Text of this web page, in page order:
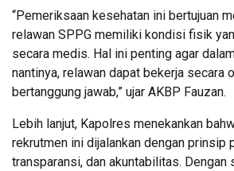
“Pemeriksaan kesehatan ini bertujuan
relawan SPPG memiliki kondisi fisik
secara medis. Hal ini penting agar
nantinya, relawan dapat bekerja secara
bertanggung jawab,” ujar AKBP Fauzan.
Lebih lanjut, Kapolres menekankan
rekrutmen ini dijalankan dengan prinsip
transparansi, dan akuntabilitas.